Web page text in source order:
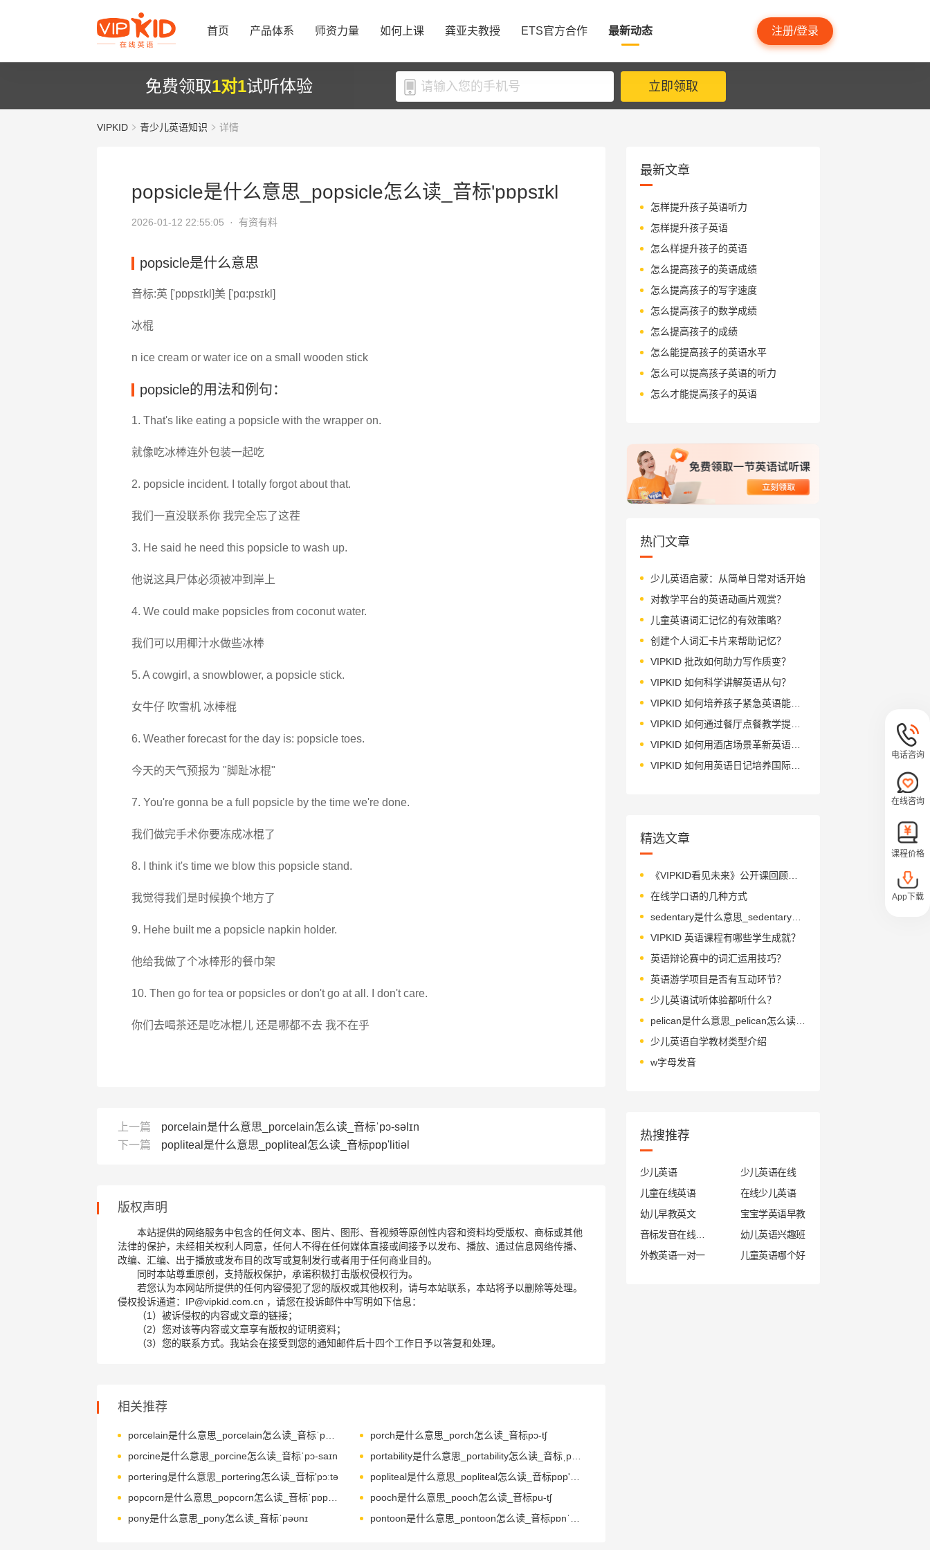
首页 产品体系 师资力量 如何上课 龚亚夫教授 ETS官方合作 最新动态 注册/登录
免费领取1对1试听体验 立即领取
VIPKID 青少儿英语知识 详情
popsicle是什么意思_popsicle怎么读_音标'pɒpsɪkl
2026-01-12 22:55:05 · 有资有料
popsicle是什么意思
音标:英 ['pɒpsɪkl]美 ['pɑ:psɪkl]
冰棍
n ice cream or water ice on a small wooden stick
popsicle的用法和例句：
1. That's like eating a popsicle with the wrapper on.
就像吃冰棒连外包装一起吃
2. popsicle incident. I totally forgot about that.
我们一直没联系你 我完全忘了这茬
3. He said he need this popsicle to wash up.
他说这具尸体必须被冲到岸上
4. We could make popsicles from coconut water.
我们可以用椰汁水做些冰棒
5. A cowgirl, a snowblower, a popsicle stick.
女牛仔 吹雪机 冰棒棍
6. Weather forecast for the day is: popsicle toes.
今天的天气预报为 "脚趾冰棍"
7. You're gonna be a full popsicle by the time we're done.
我们做完手术你要冻成冰棍了
8. I think it's time we blow this popsicle stand.
我觉得我们是时候换个地方了
9. Hehe built me a popsicle napkin holder.
他给我做了个冰棒形的餐巾架
10. Then go for tea or popsicles or don't go at all. I don't care.
你们去喝茶还是吃冰棍儿 还是哪都不去 我不在乎
上一篇
porcelain是什么意思_porcelain怎么读_音标ˈpɔ-səlɪn
下一篇
popliteal是什么意思_popliteal怎么读_音标pɒp'litiәl
版权声明
本站提供的网络服务中包含的任何文本、图片、图形、音视频等原创性内容和资料均受版权、商标或其他
法律的保护，未经相关权利人同意，任何人不得在任何媒体直接或间接予以发布、播放、通过信息网络传播、
改编、汇编、出于播放或发布目的改写或复制发行或者用于任何商业目的。
同时本站尊重原创，支持版权保护，承诺积极打击版权侵权行为。
若您认为本网站所提供的任何内容侵犯了您的版权或其他权利，请与本站联系，本站将予以删除等处理。
侵权投诉通道：IP@vipkid.com.cn ，请您在投诉邮件中写明如下信息：
（1）被诉侵权的内容或文章的链接；
（2）您对该等内容或文章享有版权的证明资料；
（3）您的联系方式。我站会在接受到您的通知邮件后十四个工作日予以答复和处理。
相关推荐
porcelain是什么意思_porcelain怎么读_音标ˈpɔ-səlɪn
porch是什么意思_porch怎么读_音标pɔ-tʃ
porcine是什么意思_porcine怎么读_音标ˈpɔ-saɪn
portability是什么意思_portability怎么读_音标ˌpɔ-tə'bɪlətɪ
portering是什么意思_portering怎么读_音标'pɔːtə
popcorn是什么意思_popcorn怎么读_音标ˈpɒpkɔ-n
pooch是什么意思_pooch怎么读_音标pu-tʃ
pony是什么意思_pony怎么读_音标ˈpəʊnɪ
最新文章
怎样提升孩子英语听力
怎样提升孩子英语
怎么样提升孩子的英语
怎么提高孩子的英语成绩
怎么提高孩子的写字速度
怎么提高孩子的数学成绩
怎么提高孩子的成绩
怎么能提高孩子的英语水平
怎么可以提高孩子英语的听力
怎么才能提高孩子的英语
热门文章
少儿英语启蒙：从简单日常对话开始
对教学平台的英语动画片观赏？
儿童英语词汇记忆的有效策略？
创建个人词汇卡片来帮助记忆？
VIPKID 批改如何助力写作质变？
VIPKID 如何科学讲解英语从句？
VIPKID 如何培养孩子紧急英语能力？
VIPKID 如何通过餐厅点餐教学提升少儿英语应用能力？
VIPKID 如何用酒店场景革新英语教学？
VIPKID 如何用英语日记培养国际化人才？
精选文章
《VIPKID看见未来》公开课回顾，尤虹文与您一起分享英语学习和异国奋斗的精彩历程。
在线学口语的几种方式
sedentary是什么意思_sedentary怎么读_音标ˈsedntrɪ
VIPKID 英语课程有哪些学生成就？
英语辩论赛中的词汇运用技巧？
英语游学项目是否有互动环节？
少儿英语试听体验都听什么？
pelican是什么意思_pelican怎么读_音标ˈpelɪkən
少儿英语自学教材类型介绍
w字母发音
热搜推荐
少儿英语
少儿英语在线
儿童在线英语
在线少儿英语
幼儿早教英文
宝宝学英语早教
幼儿英语兴趣班
外教英语一对一
儿童英语哪个好
电话咨询
在线咨询
课程价格
App下载